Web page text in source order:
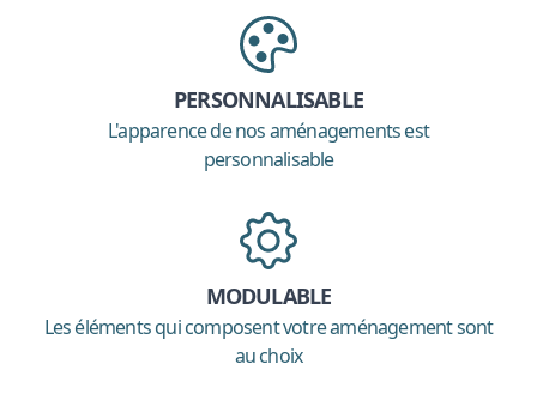
PERSONNALISABLE
L'apparence de nos aménagements est
personnalisable
MODULABLE
Les éléments qui composent votre aménagement sont
au choix